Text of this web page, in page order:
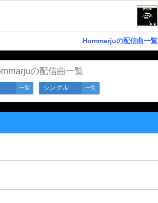
Hommarjuの配信曲一覧
の配信曲一覧
一覧 シングル 一覧